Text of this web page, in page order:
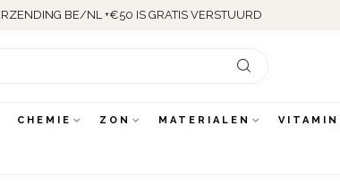
BE/NL +€50 IS GRATIS VERSTUURD
CHEMIE ZON MATERIALEN